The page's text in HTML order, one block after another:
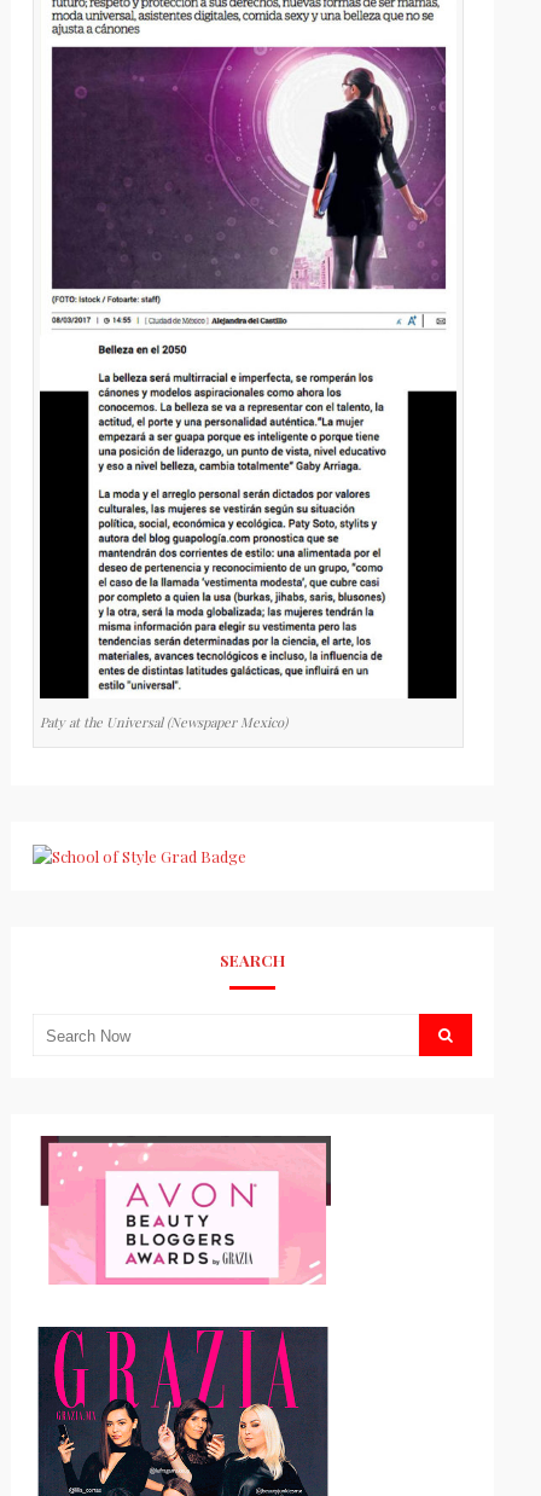
Paty at the Universal (Newspaper Mexico)
SEARCH